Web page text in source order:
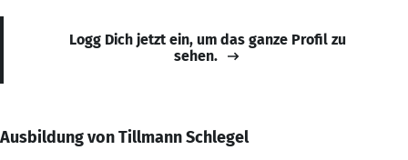
Logg Dich jetzt ein, um das ganze Profil zu
sehen.
Ausbildung von Tillmann Schlegel